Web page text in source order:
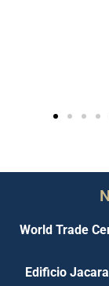
World Trade
Edificio